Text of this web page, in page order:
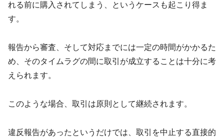
れる前に購入されてしまう、というケースも起こり得ま
す。
報告から審査、そして対応までには一定の時間がかかるた
め、そのタイムラグの間に取引が成立することは十分に考
えられます。
このような場合、取引は原則として継続されます。
違反報告があったというだけでは、取引を中止する直接的